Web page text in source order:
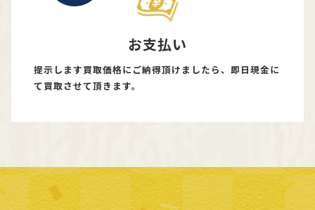
お支払い
提示します買取価格にご納得頂けましたら、即日現金に
て買取させて頂きます。